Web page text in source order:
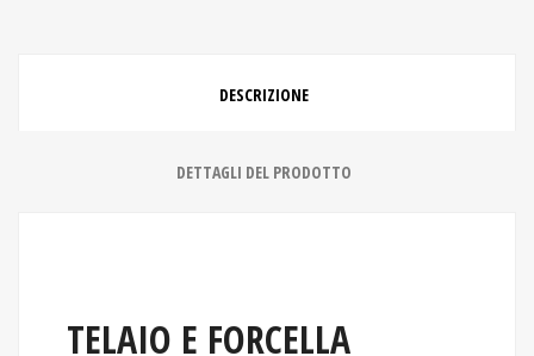
DESCRIZIONE
DETTAGLI DEL PRODOTTO
TELAIO E FORCELLA